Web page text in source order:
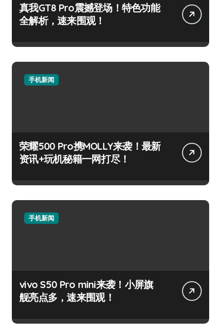
真我GT8 Pro震撼登场！特色功能
全解析，速来围观！
手机新闻
荣耀500 Pro携MOLLY来袭！最新
资讯+玩机秘籍一网打尽！
手机新闻
vivo S50 Pro mini来袭！小屏旗
舰亮点多，速来围观！